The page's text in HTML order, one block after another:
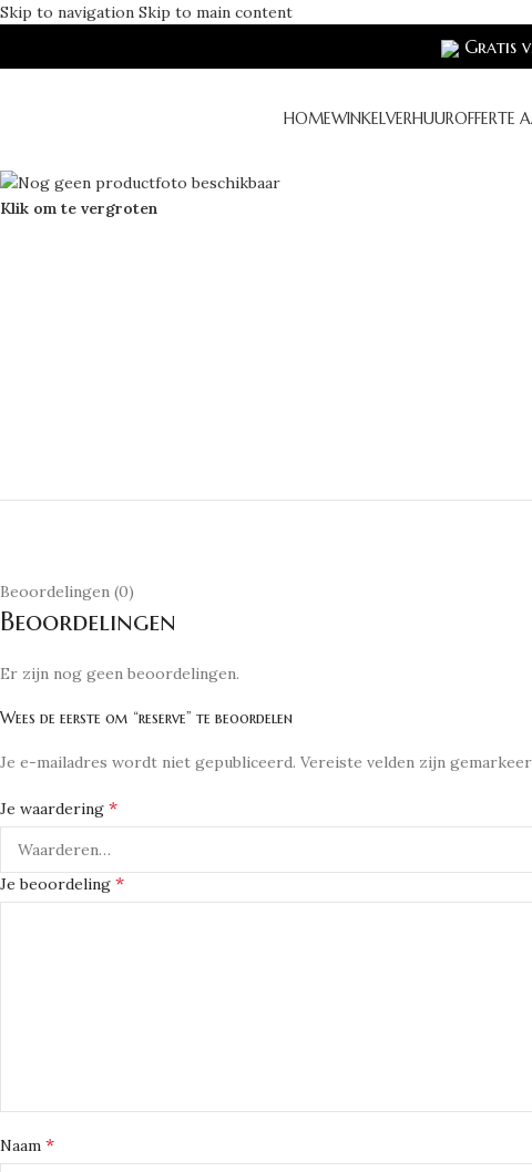
Skip to navigation Skip to main content
Gratis
HOMEWINKELVERHUUROFFERTE
Klik om te vergroten
Beoordelingen (0)
Beoordelingen
Er zijn nog geen beoordelingen.
Wees de eerste om “reserve” te beoordelen
Je e-mailadres wordt niet gepubliceerd. Vereiste velden zijn
Je waardering *
Je beoordeling *
Naam *